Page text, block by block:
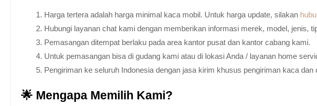
Harga tertera adalah harga minimal kaca mobil. Untuk harga update, silakan
Hubungi layanan chat kami dengan memberikan informasi merek, model, jenis,
Pemasangan ditempat berlaku pada area kantor pusat dan kantor cabang kami.
Untuk pemasangan bisa di gudang kami atau di lokasi Anda / layanan home
Pengiriman ke seluruh Indonesia dengan jasa kirim khusus pengiriman kaca
🌟 Mengapa Memilih Kami?